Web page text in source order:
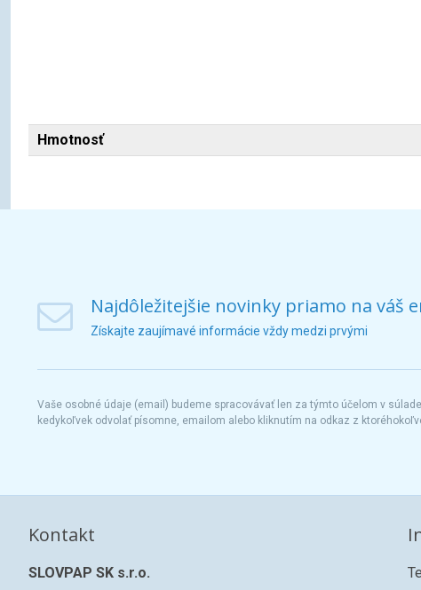
Hmotnosť
Najdôležitejšie novinky priamo na váš
Získajte zaujímavé informácie vždy medzi prvými
Vaše osobné údaje (email) budeme spracovávať len za týmto účelom v
kedykoľvek odvolať písomne, emailom alebo kliknutím na odkaz z
Kontakt
SLOVPAP SK s.r.o.